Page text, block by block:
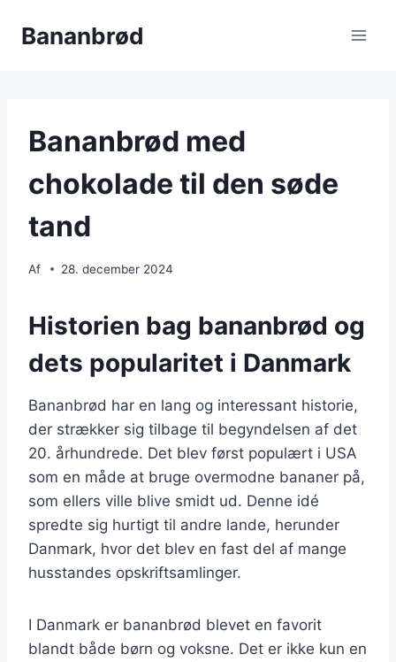
Bananbrød
Bananbrød med
chokolade til den søde
tand
Af 28. december 2024
Historien bag bananbrød og
dets popularitet i Danmark
Bananbrød har en lang og interessant historie,
der strækker sig tilbage til begyndelsen af det
20. århundrede. Det blev først populært i USA
som en måde at bruge overmodne bananer på,
som ellers ville blive smidt ud. Denne idé
spredte sig hurtigt til andre lande, herunder
Danmark, hvor det blev en fast del af mange
husstandes opskriftsamlinger.
I Danmark er bananbrød blevet en favorit
blandt både børn og voksne. Det er ikke kun en